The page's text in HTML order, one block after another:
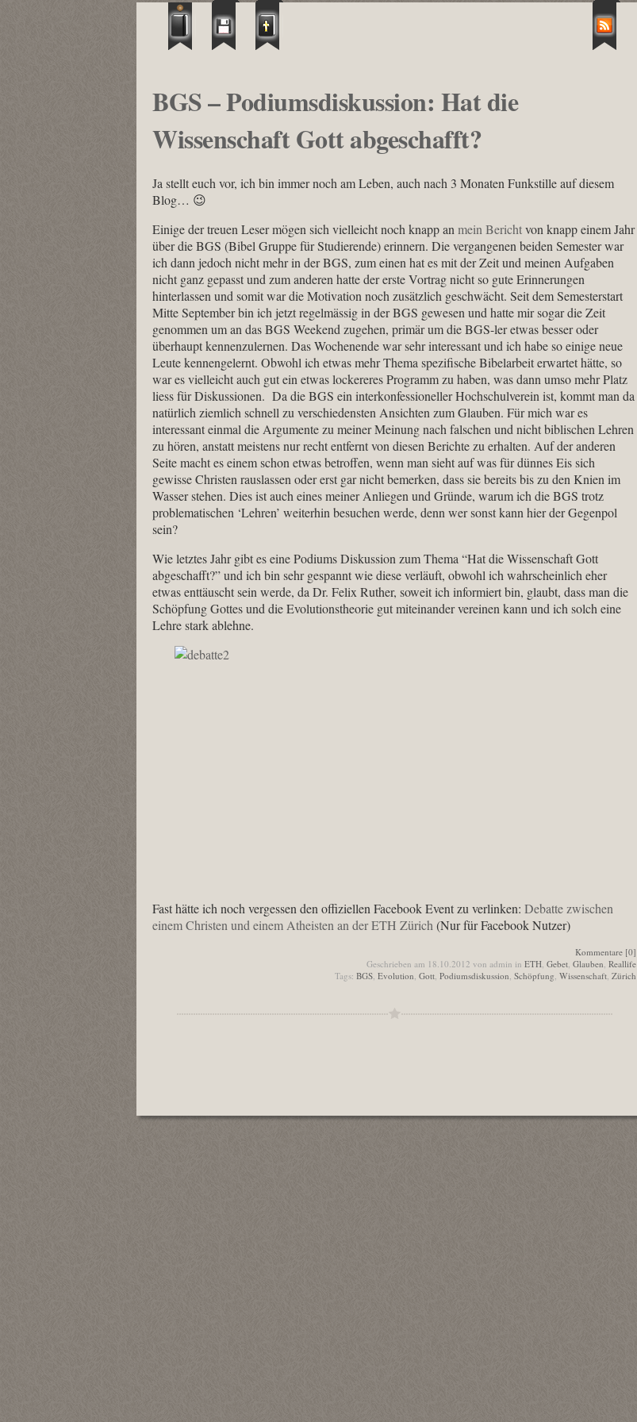
BGS – Podiumsdiskussion: Hat die
Wissenschaft Gott abgeschafft?
Ja stellt euch vor, ich bin immer noch am Leben, auch nach 3 Monaten Funkstille auf diesem
Blog… 😉
Einige der treuen Leser mögen sich vielleicht noch knapp an mein Berichtvon knapp einem Jahr
über die BGS (Bibel Gruppe für Studierende) erinnern. Die vergangenen beiden Semester war
ich dann jedoch nicht mehr in der BGS, zum einen hat es mit der Zeit und meinen Aufgaben
nicht ganz gepasst und zum anderen hatte der erste Vortrag nicht so gute Erinnerungen
hinterlassen und somit war die Motivation noch zusätzlich geschwächt. Seit dem Semesterstart
Mitte September bin ich jetzt regelmässig in der BGS gewesen und hatte mir sogar die Zeit
genommen um an das BGS Weekend zugehen, primär um die BGS-ler etwas besser oder
überhaupt kennenzulernen. Das Wochenende war sehr interessant und ich habe so einige neue
Leute kennengelernt. Obwohl ich etwas mehr Thema spezifische Bibelarbeit erwartet hätte, so
war es vielleicht auch gut ein etwas lockereres Programm zu haben, was dann umso mehr Platz
liess für Diskussionen. Da die BGS ein interkonfessioneller Hochschulverein ist, kommt man da
natürlich ziemlich schnell zu verschiedensten Ansichten zum Glauben. Für mich war es
interessant einmal die Argumente zu meiner Meinung nach falschen und nicht biblischen Lehren
zu hören, anstatt meistens nur recht entfernt von diesen Berichte zu erhalten. Auf der anderen
Seite macht es einem schon etwas betroffen, wenn man sieht auf was für dünnes Eis sich
gewisse Christen rauslassen oder erst gar nicht bemerken, dass sie bereits bis zu den Knien im
Wasser stehen. Dies ist auch eines meiner Anliegen und Gründe, warum ich die BGS trotz
problematischen ‘Lehren’ weiterhin besuchen werde, denn wer sonst kann hier der Gegenpol
sein?
Wie letztes Jahr gibt es eine Podiums Diskussion zum Thema “Hat die Wissenschaft Gott
abgeschafft?” und ich bin sehr gespannt wie diese verläuft, obwohl ich wahrscheinlich eher
etwas enttäuscht sein werde, da Dr. Felix Ruther, soweit ich informiert bin, glaubt, dass man die
Schöpfung Gottes und die Evolutionstheorie gut miteinander vereinen kann und ich solch eine
Lehre stark ablehne.
Fast hätte ich noch vergessen den offiziellen Facebook Event zu verlinken: Debatte zwischen
einem Christen und einem Atheisten an der ETH Zürich (Nur für Facebook Nutzer)
Kommentare [0]
Geschrieben am 18.10.2012 von admin in ETH Gebet Glauben Reallife
Tags: BGS Evolution Gott Podiumsdiskussion Schöpfung Wissenschaft Zürich